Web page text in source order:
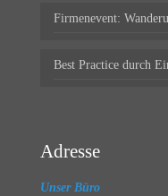
Firmenevent:
Best Practice durch
Adresse
Unser Büro